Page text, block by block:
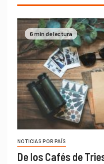
6 min de lectura
NOTICIAS POR PAÍS
De los Cafés de